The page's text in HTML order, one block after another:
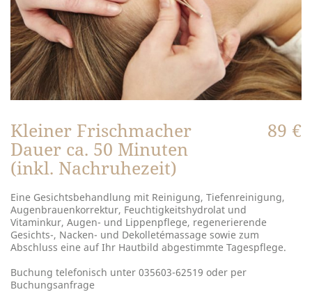
Kleiner Frischmacher
Dauer ca. 50 Minuten
(inkl. Nachruhezeit)
89 €
Eine Gesichtsbehandlung mit Reinigung, Tiefenreinigung,
Augenbrauenkorrektur, Feuchtigkeitshydrolat und
Vitaminkur, Augen- und Lippenpflege, regenerierende
Gesichts-, Nacken- und Dekolletémassage sowie zum
Abschluss eine auf Ihr Hautbild abgestimmte Tagespflege.
Buchung telefonisch unter 035603-62519 oder per
Buchungsanfrage